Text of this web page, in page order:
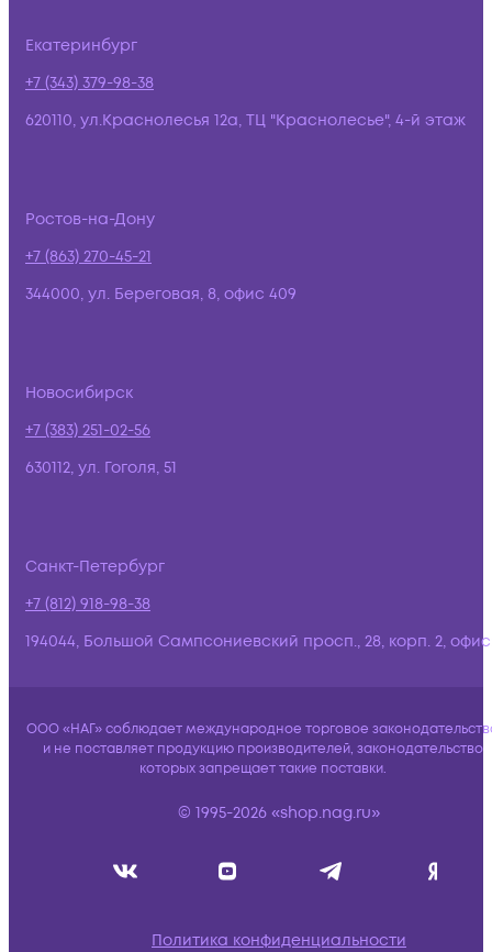
Екатеринбург
+7 (343) 379-98-38
620110, ул.Краснолесья 12а, ТЦ "Краснолесье", 4-й этаж
Ростов-на-Дону
+7 (863) 270-45-21
344000, ул. Береговая, 8, офис 409
Новосибирск
+7 (383) 251-02-56
630112, ул. Гоголя, 51
Санкт-Петербург
+7 (812) 918-98-38
194044, Большой Сампсониевский просп., 28, корп. 2,
ООО «НАГ» соблюдает международное торговое
и не поставляет продукцию производителей, законодательство
которых запрещает такие поставки.
© 1995-2026 «shop.nag.ru»
Политика конфиденциальности